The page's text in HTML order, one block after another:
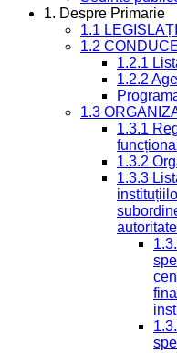
1. Despre Primarie
1.1
1.2
1.2.1
1.2.2
1.3
1.3.1
1.3.2
1.3.3